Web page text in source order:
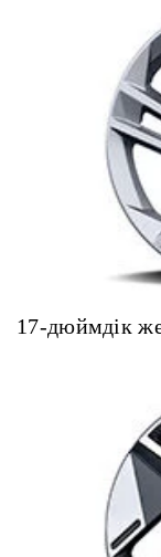
17-дюймдік